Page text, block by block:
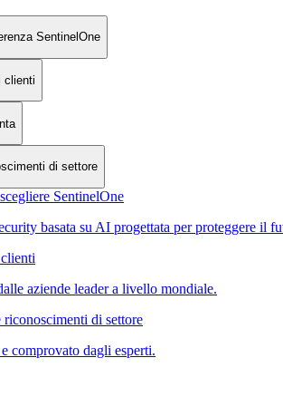
SentinelOne
clienti
di settore
SentinelOne
basata su AI progettata per proteggere il
aziende leader a livello mondiale.
riconoscimenti di settore
comprovato dagli esperti.